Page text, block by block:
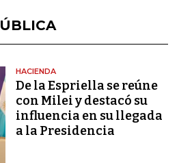
HACIENDA
De la Espriella se reúne
con Milei y destacó su
influencia en su llegada
a la Presidencia